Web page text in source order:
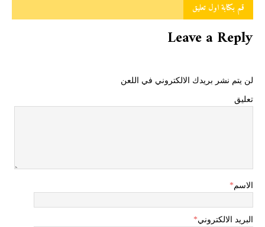
قم بكتابة اول تعليق
Leave a Reply
لن يتم نشر بريدك الالكتروني في اللعن
تعليق
الاسم*
البريد الالكتروني*